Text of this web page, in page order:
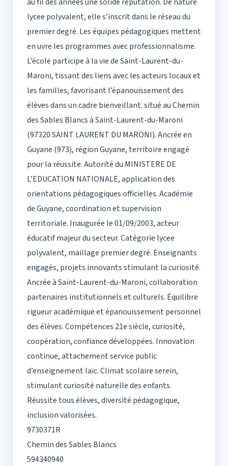
lycee polyvalent, elle s’inscrit dans le réseau du
premier degré. Les équipes pédagogiques mettent
en uvre les programmes avec professionnalisme.
L’école participe à la vie de Saint-Laurent-du-
Maroni, tissant des liens avec les acteurs locaux et
les familles, favorisant l’épanouissement des
élèves dans un cadre bienveillant. situé au Chemin
des Sables Blancs à Saint-Laurent-du-Maroni
(97320 SAINT LAURENT DU MARONI). Ancrée en
Guyane (973), région Guyane, territoire engagé
pour la réussite. Autorité du MINISTERE DE
L’EDUCATION NATIONALE, application des
orientations pédagogiques officielles. Académie
de Guyane, coordination et supervision
territoriale. Inaugurée le 01/09/2003, acteur
éducatif majeur du secteur. Catégorie lycee
polyvalent, maillage premier degré. Enseignants
engagés, projets innovants stimulant la curiosité.
Ancrée à Saint-Laurent-du-Maroni, collaboration
partenaires institutionnels et culturels. Équilibre
rigueur académique et épanouissement personnel
des élèves. Compétences 21e siècle, curiosité,
coopération, confiance développées. Innovation
continue, attachement service public
d’enseignement laïc. Climat scolaire serein,
stimulant curiosité naturelle des enfants.
Réussite tous élèves, diversité pédagogique,
inclusion valorisées.
9730371R
Chemin des Sables Blancs
594340940